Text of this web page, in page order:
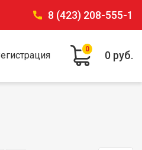
8 (423) 208-555-1
0 руб.
0